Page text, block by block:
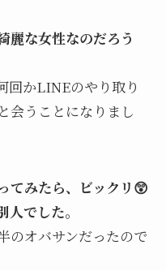
麗な女性なのだろう
回かLINEのやり取り
会うことになりまし
てみたら、ビックリ😲
でした。
のオバサンだったので